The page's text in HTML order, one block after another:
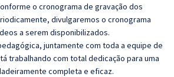
o cronograma de gravação dos
divulgaremos o cronograma
a serem disponibilizados.
juntamente com toda a equipe de
trabalhando com total dedicação para uma
completa e eficaz.